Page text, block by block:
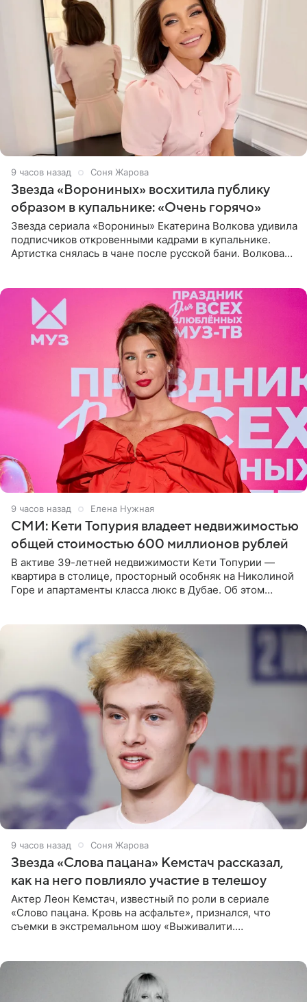
9 часов назад Соня Жарова
Звезда «Ворониных» восхитила публику
образом в купальнике: «Очень горячо»
Звезда сериала «Воронины» Екатерина Волкова удивила
подписчиков откровенными кадрами в купальнике.
Артистка снялась в чане после русской бани. Волкова
9 часов назад Елена Нужная
СМИ: Кети Топурия владеет недвижимостью
общей стоимостью 600 миллионов рублей
В активе 39-летней недвижимости Кети Топурии —
квартира в столице, просторный особняк на Николиной
Горе и апартаменты класса люкс в Дубае. Об этом
9 часов назад Соня Жарова
Звезда «Слова пацана» Кемстач рассказал,
как на него повлияло участие в телешоу
Актер Леон Кемстач, известный по роли в сериале
«Слово пацана. Кровь на асфальте», признался, что
съемки в экстремальном шоу «Выживалити.